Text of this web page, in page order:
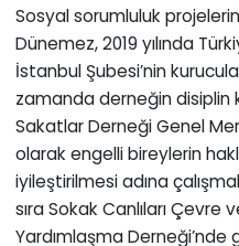
Sosyal sorumluluk
Dünemez, 2019 yılında
İstanbul Şubesi’nin
zamanda derneğin disiplin
Sakatlar Derneği Genel
olarak engelli bireylerin
iyileştirilmesi adına
sıra Sokak Canlıları Çevre
Yardımlaşma